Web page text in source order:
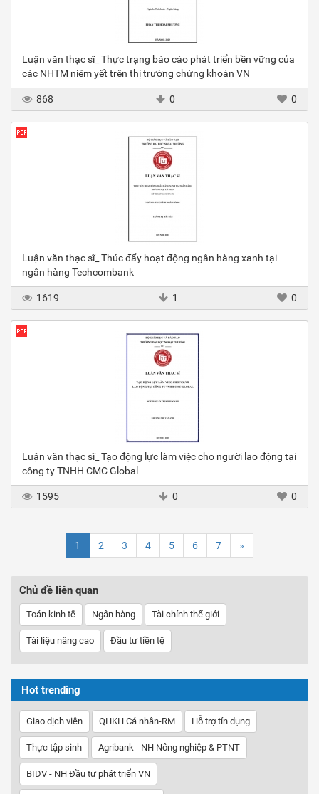
Luận văn thạc sĩ_ Thực trạng báo cáo phát triển bền vững của
các NHTM niêm yết trên thị trường chứng khoán VN
868 0 0
Luận văn thạc sĩ_ Thúc đẩy hoạt động ngân hàng xanh tại
ngân hàng Techcombank
1619 1 0
Luận văn thạc sĩ_ Tạo động lực làm việc cho người lao động tại
công ty TNHH CMC Global
1595 0 0
1 2 3 4 5 6 7 »
Chủ đề liên quan
Toán kinh tế Ngân hàng Tài chính thế giới
Tài liệu nâng cao Đầu tư tiền tệ
Hot trending
Giao dịch viên QHKH Cá nhân-RM Hỗ trợ tín dụng
Thực tập sinh Agribank - NH Nông nghiệp & PTNT
BIDV - NH Đầu tư phát triển VN